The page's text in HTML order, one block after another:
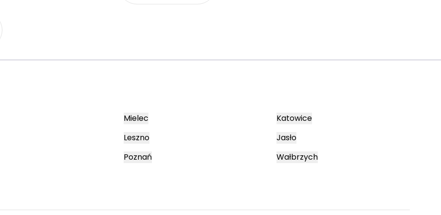
Mielec
Leszno
Poznań
Katowice
Jasło
Wałbrzych